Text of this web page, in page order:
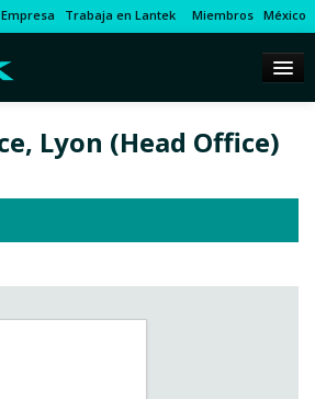
Empresa Trabaja en Lantek Miembros México
Lyon (Head Office)